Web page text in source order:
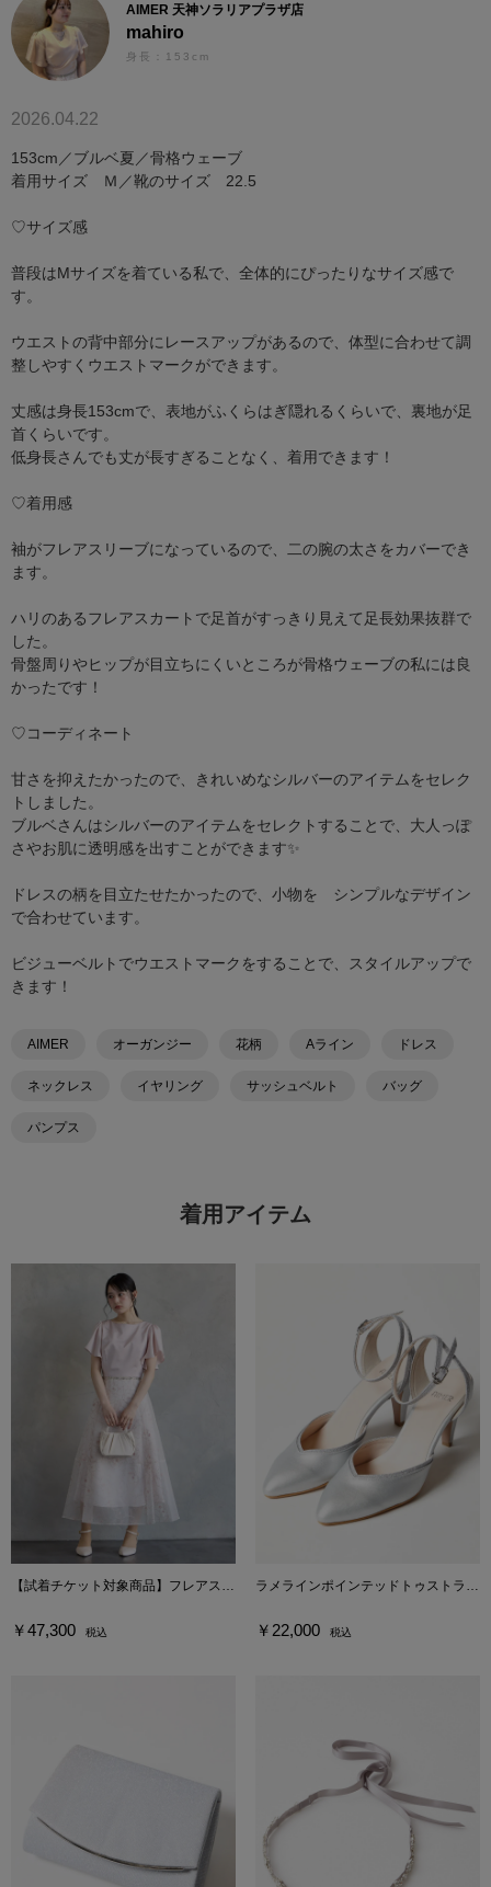
AIMER 天神ソラリアプラザ店
mahiro
身長：153cm
2026.04.22
153cm／ブルベ夏／骨格ウェーブ
着用サイズ Ｍ／靴のサイズ 22.5
♡サイズ感
普段はMサイズを着ている私で、全体的にぴったりなサイズ感で
す。
ウエストの背中部分にレースアップがあるので、体型に合わせて調
整しやすくウエストマークができます。
丈感は身長153cmで、表地がふくらはぎ隠れるくらいで、裏地が足
首くらいです。
低身長さんでも丈が長すぎることなく、着用できます！
♡着用感
袖がフレアスリーブになっているので、二の腕の太さをカバーでき
ます。
ハリのあるフレアスカートで足首がすっきり見えて足長効果抜群で
した。
骨盤周りやヒップが目立ちにくいところが骨格ウェーブの私には良
かったです！
♡コーディネート
甘さを抑えたかったので、きれいめなシルバーのアイテムをセレク
トしました。
ブルベさんはシルバーのアイテムをセレクトすることで、大人っぽ
さやお肌に透明感を出すことができます✨
ドレスの柄を目立たせたかったので、小物を シンプルなデザイン
で合わせています。
ビジューベルトでウエストマークをすることで、スタイルアップで
きます！
AIMER オーガンジー 花柄 Aライン ドレス
ネックレス イヤリング サッシュベルト バッグ
パンプス
着用アイテム
【試着チケット対象商品】フレアスリーブ花柄プリントフレアドレス
￥47,300 税込
ラメラインポインテッドトゥストラップパンプス
￥22,000 税込